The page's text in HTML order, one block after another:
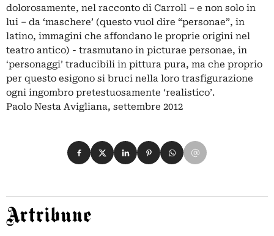
dolorosamente, nel racconto di Carroll – e non solo in
lui – da ‘maschere’ (questo vuol dire “personae”, in
latino, immagini che affondano le proprie origini nel
teatro antico) - trasmutano in picturae personae, in
‘personaggi’ traducibili in pittura pura, ma che proprio
per questo esigono si bruci nella loro trasfigurazione
ogni ingombro pretestuosamente ‘realistico’.
Paolo Nesta Avigliana, settembre 2012
Condividi su Facebook
Condividi su X
Condividi su LinkedIn
Condividi su Pinterest
Condividi su WhatsApp
Condividi su Email
Artribune